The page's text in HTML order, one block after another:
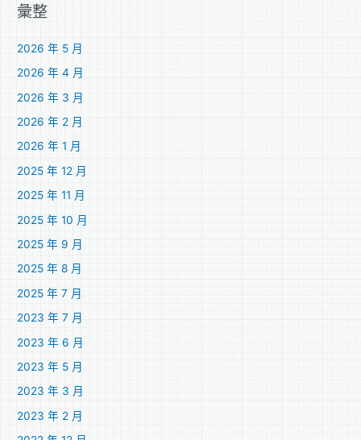
彙整
2026 年 5 月
2026 年 4 月
2026 年 3 月
2026 年 2 月
2026 年 1 月
2025 年 12 月
2025 年 11 月
2025 年 10 月
2025 年 9 月
2025 年 8 月
2025 年 7 月
2023 年 7 月
2023 年 6 月
2023 年 5 月
2023 年 3 月
2023 年 2 月